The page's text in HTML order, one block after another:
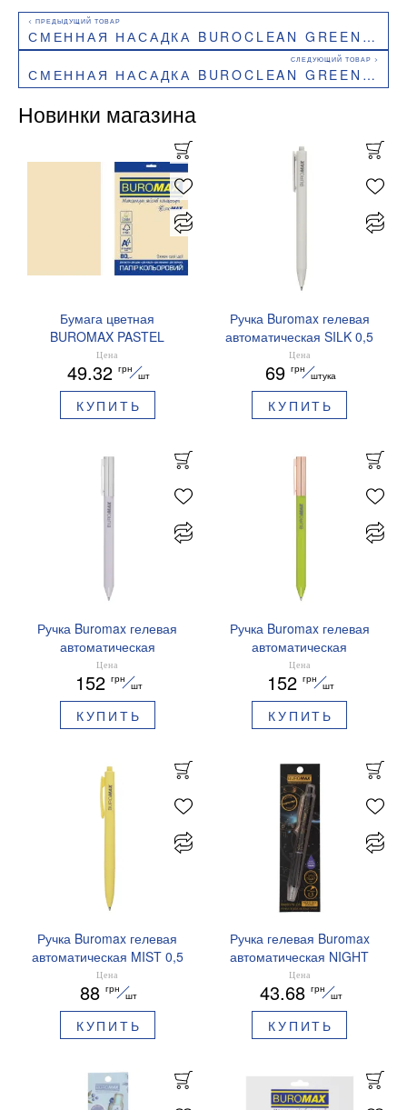
СМЕННАЯ НАСАДКА BUROCLEAN GREEN ДЛЯ ШВАБРЫ С НЕЙЛОНОМ 43X13 СМ 60 Г 10300204
СМЕННАЯ НАСАДКА BUROCLEAN GREEN ДЛЯ ШВАБРЫ ВЕРЕВОЧНОЙ КОТТОН 200 Г 10300205
Новинки магазина
Бумага цветная
BUROMAX PASTEL
EUROMAX 20 арк А4 80 г/
мс BM.2721220E-08
Цена
49.32 грн
шт
КУПИТЬ
Ручка Buromax гелевая
автоматическая SILK 0,5
мм синие чернила
BM.83100
Цена
69 грн
штука
КУПИТЬ
Ручка Buromax гелевая
автоматическая
PRESTIGE SILVER 0,5 мм
синие чернила BM.83102
Цена
152 грн
шт
КУПИТЬ
Ручка Buromax гелевая
автоматическая
PRESTIGE GOLD 0,5 мм
синие чернила BM.83101
Цена
152 грн
шт
КУПИТЬ
Ручка Buromax гелевая
автоматическая MIST 0,5
мм синие чернила
BM.83103
Цена
88 грн
шт
КУПИТЬ
Ручка гелевая Buromax
автоматическая NIGHT
SKY ZODIAC 0.5 мм
ароматизированный грипп
синие чернила BM.8379-
01
Цена
43.68 грн
шт
КУПИТЬ